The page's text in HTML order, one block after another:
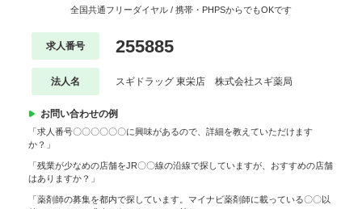
全国共通フリーダイヤル / 携帯・PHPSからでもOKです
求人番号 255885
法人名 スギドラッグ 東栄店 株式会社スギ薬局
お問い合わせの例
「求人番号〇〇〇〇〇〇に興味があるので、詳細を教えていただけます
か？」
「残業が少なめの店舗をJR〇〇線の沿線で探していますが、おすすめの店舗
はありますか？」
「薬剤師の募集を都内で探しています。マイナビ薬剤師に載っている〇〇以